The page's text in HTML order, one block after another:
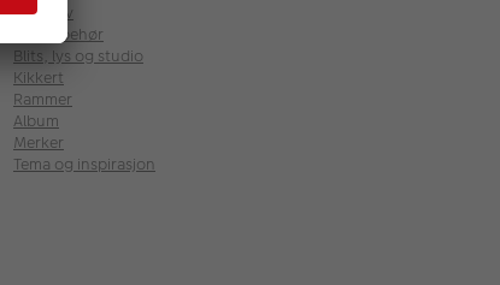
Objektiv
Fototilbehør
Blits, lys og studio
Kikkert
Rammer
Album
Merker
Tema og inspirasjon